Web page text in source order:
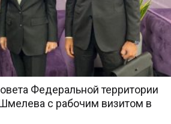
Федеральной территории
с рабочим визитом в